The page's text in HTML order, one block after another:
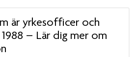
är yrkesofficer och
– Lär dig mer om